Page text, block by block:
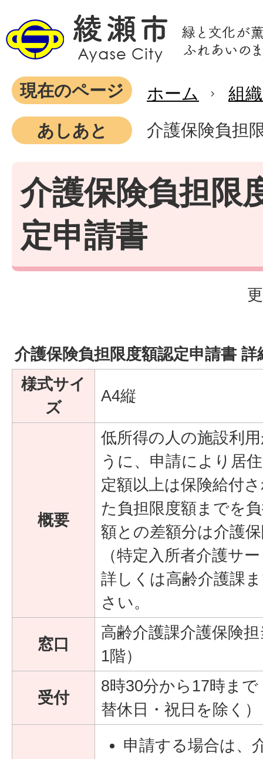
現在のページ ホーム
組
あしあと
介護保険負担
介護保険負担限
定申請書
介護保険負担限度額認定申請書 詳
様式サイ
ズ
A4縦
概要
低所得の人の施設利
うに、申請により居
定額以上は保険給付
た負担限度額までを
額との差額分は介護
（特定入所者介護サ
詳しくは高齢介護課
さい。
窓口
高齢介護課介護保険
1階）
受付
8時30分から17時ま
替休日・祝日を除く）
申請する場合は、